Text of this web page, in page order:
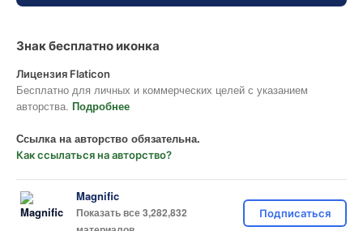
Знак бесплатно иконка
Лицензия Flaticon
Бесплатно для личных и коммерческих целей с указанием
авторства. Подробнее
Ссылка на авторство обязательна.
Как ссылаться на авторство?
Magnific
Показать все 3,282,832
Подписаться